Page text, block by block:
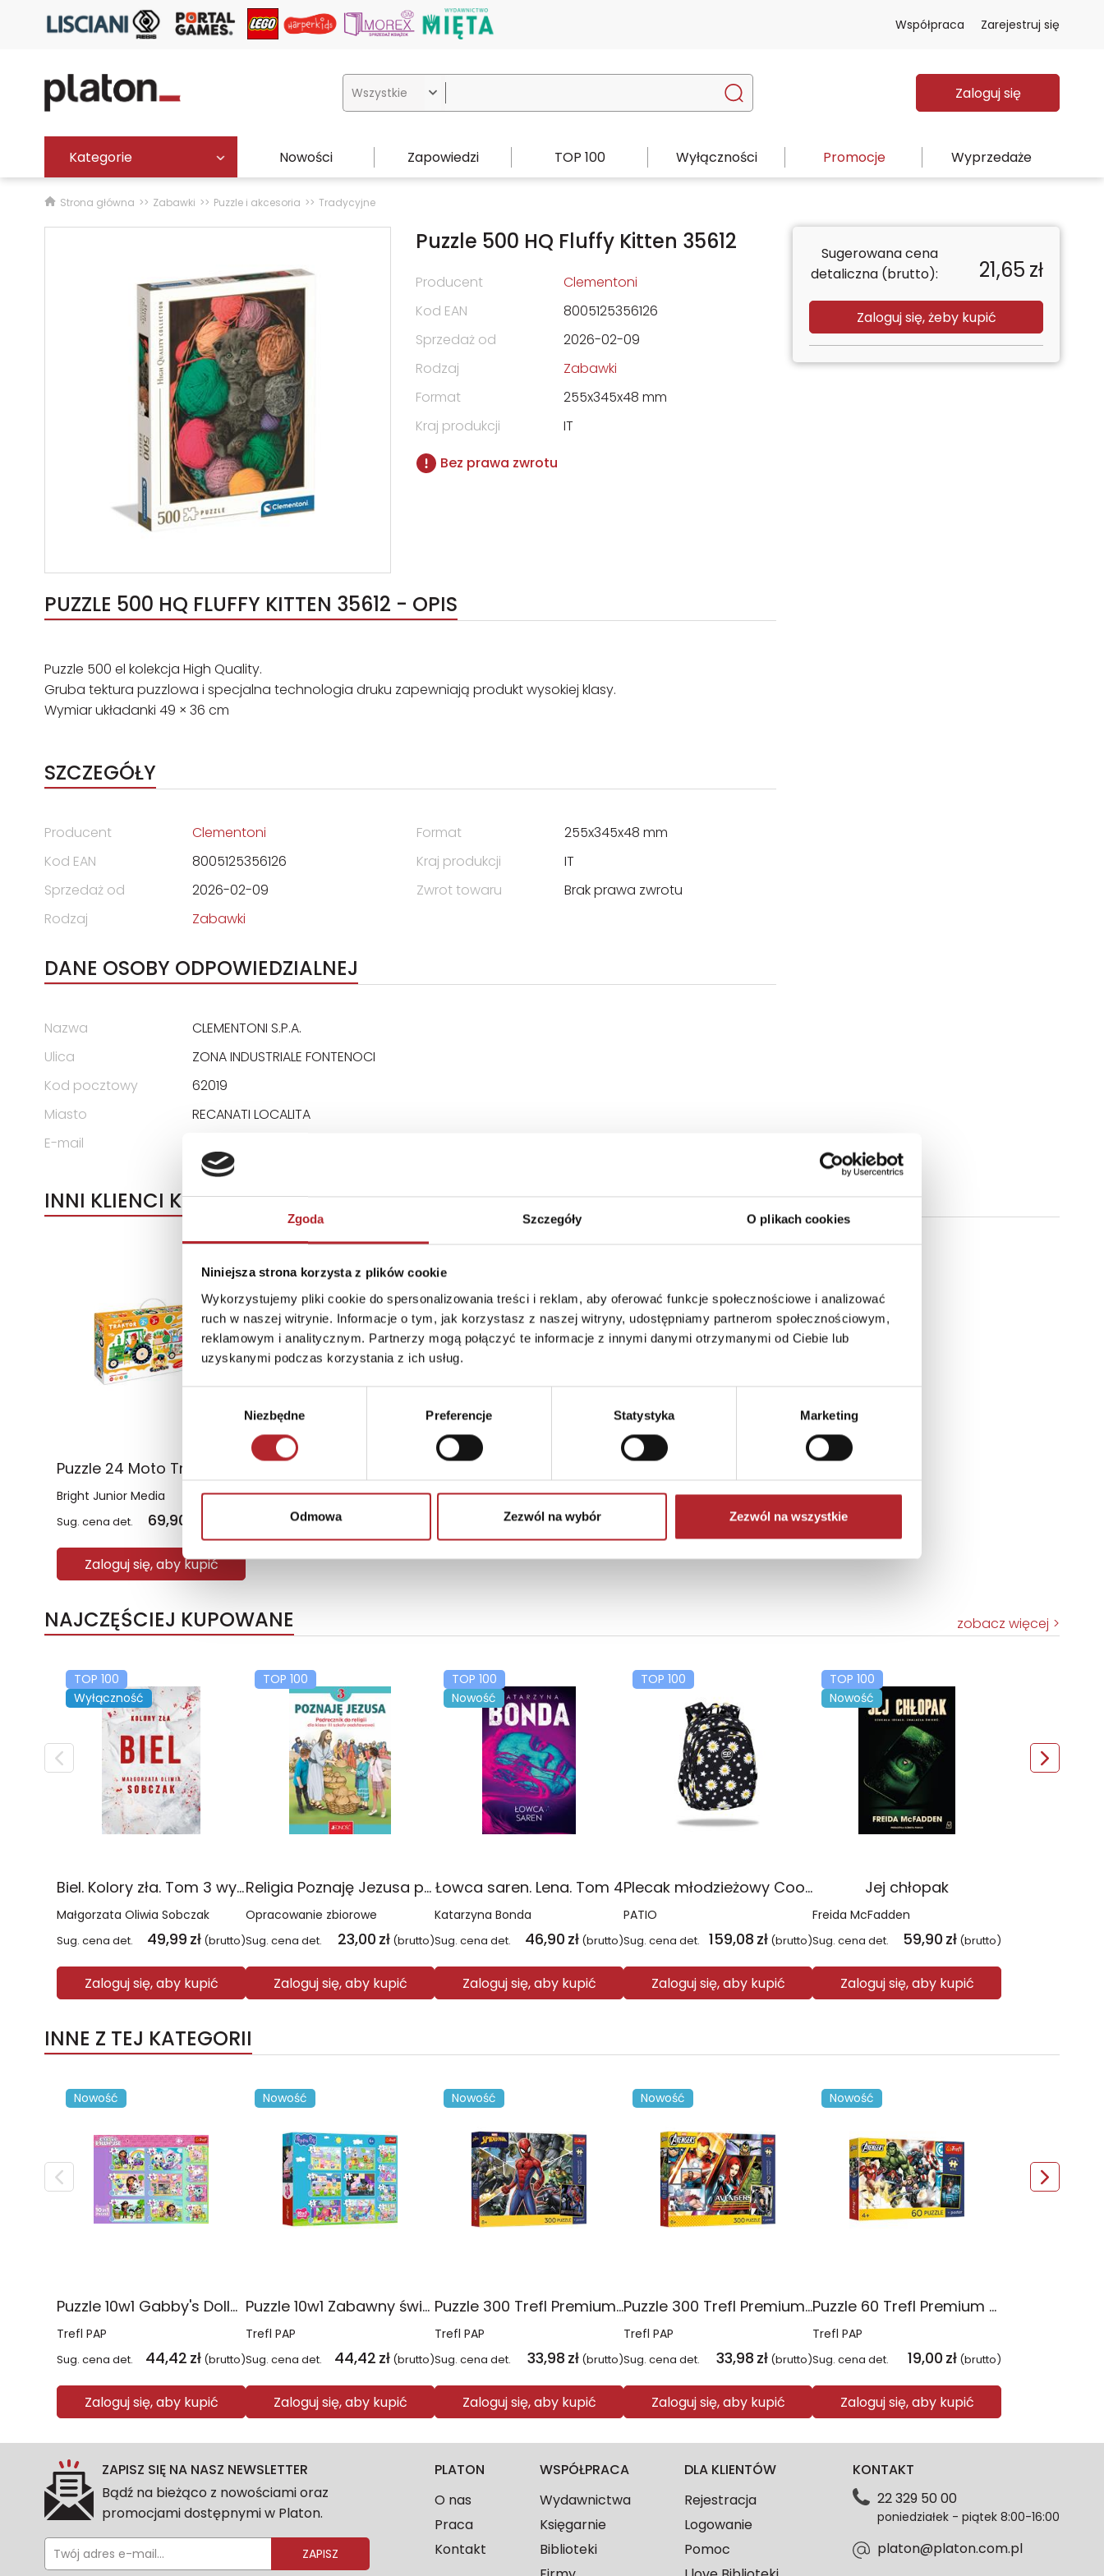
Zgoda Szczegóły O plikach cookies
Niniejsza strona korzysta z plików cookie
Wykorzystujemy pliki cookie do spersonalizowania treści i reklam, aby oferować funkcje społecznościowe i analizować
ruch w naszej witrynie. Informacje o tym, jak korzystasz z naszej witryny, udostępniamy partnerom społecznościowym,
reklamowym i analitycznym. Partnerzy mogą połączyć te informacje z innymi danymi otrzymanymi od Ciebie lub
uzyskanymi podczas korzystania z ich usług.
Niezbędne Preferencje Statystyka Marketing
Odmowa Zezwól na wybór Zezwól na wszystkie
Współpraca Zarejestruj się
 Zaloguj się
Kategorie Nowości Zapowiedzi TOP 100 Wyłączności Promocje Wyprzedaże
Strona główna Zabawki Puzzle i akcesoria Tradycyjne
Puzzle 500 HQ Fluffy Kitten 35612
Producent
Clementoni
Kod EAN
8005125356126
Sprzedaż od
2026-02-09
Rodzaj
Zabawki
Format
255x345x48 mm
Kraj produkcji
IT
Bez prawa zwrotu
PUZZLE 500 HQ FLUFFY KITTEN 35612 - OPIS
Puzzle 500 el kolekcja High Quality.
Gruba tektura puzzlowa i specjalna technologia druku zapewniają produkt wysokiej klasy.
Wymiar układanki 49 × 36 cm
SZCZEGÓŁY
Producent
Clementoni
Kod EAN
8005125356126
Sprzedaż od
2026-02-09
Rodzaj
Zabawki
Format
255x345x48 mm
Kraj produkcji
IT
Zwrot towaru
Brak prawa zwrotu
DANE OSOBY ODPOWIEDZIALNEJ
Nazwa
CLEMENTONI S.P.A.
Ulica
ZONA INDUSTRIALE FONTENOCI
Kod pocztowy
62019
Miasto
RECANATI LOCALITA
E-mail
Sugerowana cena
detaliczna (brutto):
21,65 zł
Zaloguj się, żeby kupić
INNI KLIENCI KUPOWALI
Bright Junior Media
Sug. cena det. 69,90
Zaloguj się, aby kupić
NAJCZĘŚCIEJ KUPOWANE zobacz więcej
TOP 100
Wyłączność
Biel. Kolory zła. Tom 3 wyd. 2025
Małgorzata Oliwia Sobczak
Sug. cena det. 49,99 zł (brutto)
Zaloguj się, aby kupić
TOP 100
Religia Poznaję Jezusa podręcznik dla klasy 3 szkoły podstawowej
Opracowanie zbiorowe
Sug. cena det. 23,00 zł (brutto)
Zaloguj się, aby kupić
TOP 100
Nowość
Łowca saren. Lena. Tom 4
Katarzyna Bonda
Sug. cena det. 46,90 zł (brutto)
Zaloguj się, aby kupić
TOP 100
Plecak młodzieżowy Coolpack Jerry Daisy Black
PATIO
Sug. cena det. 159,08 zł (brutto)
Zaloguj się, aby kupić
TOP 100
Nowość
Jej chłopak
Freida McFadden
Sug. cena det. 59,90 zł (brutto)
Zaloguj się, aby kupić
INNE Z TEJ KATEGORII
Nowość
Puzzle 10w1 Gabby's Dollhouse Gabby i jej świat 96014
Trefl PAP
Sug. cena det. 44,42 zł (brutto)
Zaloguj się, aby kupić
Nowość
Puzzle 10w1 Zabawny świat Peppy 96013
Trefl PAP
Sug. cena det. 44,42 zł (brutto)
Zaloguj się, aby kupić
Nowość
Puzzle 300 Trefl Premium Plus Kids Disney Marvel Spiderman ukryty bohater 23047
Trefl PAP
Sug. cena det. 33,98 zł (brutto)
Zaloguj się, aby kupić
Nowość
Puzzle 300 Trefl Premium Plus Kids Disney Marvel the Avengers Siła Drużyny 23046
Trefl PAP
Sug. cena det. 33,98 zł (brutto)
Zaloguj się, aby kupić
Nowość
Puzzle 60 Trefl Premium Plus Kids Marvel Razem Silniejsi 17436
Trefl PAP
Sug. cena det. 19,00 zł (brutto)
Zaloguj się, aby kupić
ZAPISZ SIĘ NA NASZ NEWSLETTER
Bądź na bieżąco z nowościami oraz
promocjami dostępnymi w Platon.
ZAPISZ
PLATON
O nas
Praca
Kontakt
WSPÓŁPRACA
Wydawnictwa
Księgarnie
Biblioteki
DLA KLIENTÓW
Rejestracja
Logowanie
Pomoc
KONTAKT
22 329 50 00
poniedziałek - piątek 8:00-16:00
platon@platon.com.pl